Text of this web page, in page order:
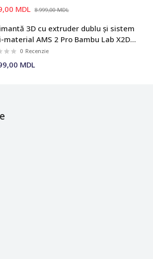
MDL 8.999,00 MDL
3D cu extruder dublu și sistem
material AMS 2 Pro Bambu Lab X2D
0 Recenzie
MDL